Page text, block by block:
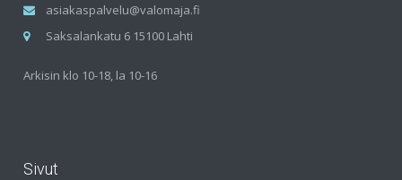
asiakaspalvelu@valomaja.fi
Saksalankatu 6 15100 Lahti
Arkisin klo 10-18, la 10-16
Sivut